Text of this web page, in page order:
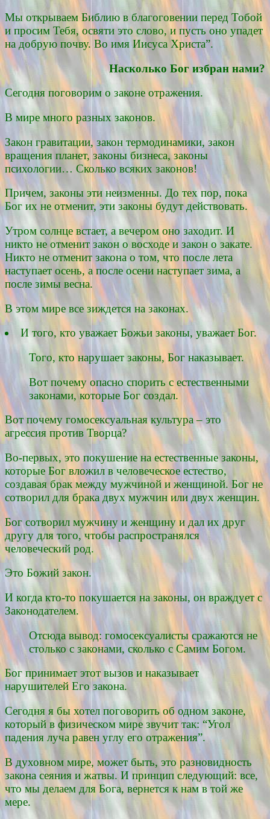
Мы открываем Библию в благоговении перед Тобой
и просим Тебя, освяти это слово, и пусть оно упадет
на добрую почву. Во имя Иисуса Христа”.
Насколько Бог избран нами?
Сегодня поговорим о законе отражения.
В мире много разных законов.
Закон гравитации, закон термодинамики, закон
вращения планет, законы бизнеса, законы
психологии… Сколько всяких законов!
Причем, законы эти неизменны. До тех пор, пока
Бог их не отменит, эти законы будут действовать.
Утром солнце встает, а вечером оно заходит. И
никто не отменит закон о восходе и закон о закате.
Никто не отменит закона о том, что после лета
наступает осень, а после осени наступает зима, а
после зимы весна.
В этом мире все зиждется на законах.
И того, кто уважает Божьи законы, уважает Бог.
Того, кто нарушает законы, Бог наказывает.
Вот почему опасно спорить с естественными
законами, которые Бог создал.
Вот почему гомосексуальная культура – это
агрессия против Творца?
Во-первых, это покушение на естественные законы,
которые Бог вложил в человеческое естество,
создавая брак между мужчиной и женщиной. Бог не
сотворил для брака двух мужчин или двух женщин.
Бог сотворил мужчину и женщину и дал их друг
другу для того, чтобы распространялся
человеческий род.
Это Божий закон.
И когда кто-то покушается на законы, он враждует с
Законодателем.
Отсюда вывод: гомосексуалисты сражаются не
столько с законами, сколько с Самим Богом.
Бог принимает этот вызов и наказывает
нарушителей Его закона.
Сегодня я бы хотел поговорить об одном законе,
который в физическом мире звучит так: “Угол
падения луча равен углу его отражения”.
В духовном мире, может быть, это разновидность
закона сеяния и жатвы. И принцип следующий: все,
что мы делаем для Бога, вернется к нам в той же
мере.